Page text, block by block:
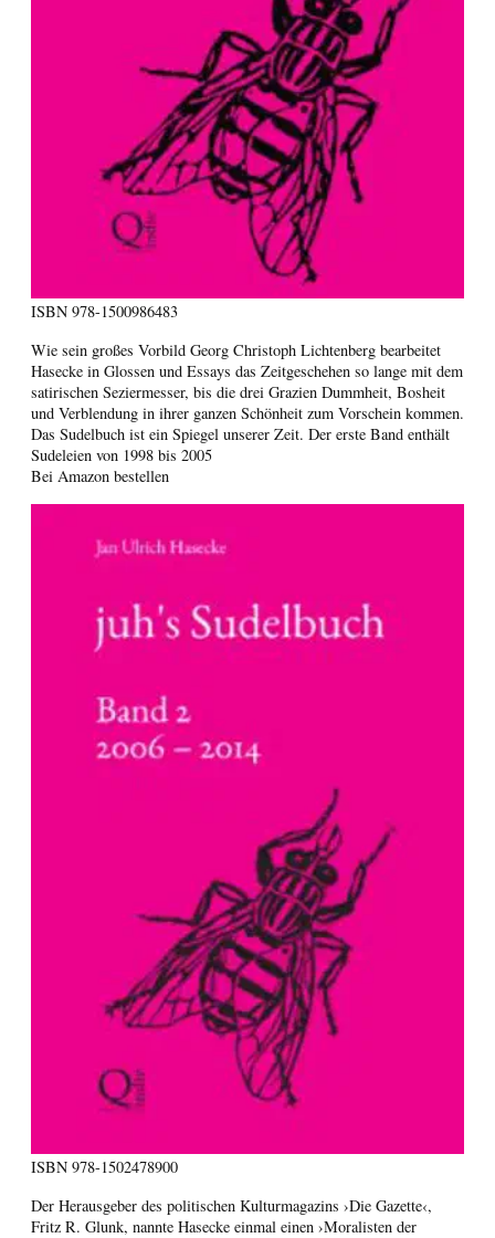
ISBN 978-1500986483
Wie sein großes Vorbild Georg Christoph Lichtenberg bearbeitet
Hasecke in Glossen und Essays das Zeitgeschehen so lange mit dem
satirischen Seziermesser, bis die drei Grazien Dummheit, Bosheit
und Verblendung in ihrer ganzen Schönheit zum Vorschein kommen.
Das Sudelbuch ist ein Spiegel unserer Zeit. Der erste Band enthält
Sudeleien von 1998 bis 2005
Bei Amazon bestellen
ISBN 978-1502478900
Der Herausgeber des politischen Kulturmagazins ›Die Gazette‹,
Fritz R. Glunk, nannte Hasecke einmal einen ›Moralisten der